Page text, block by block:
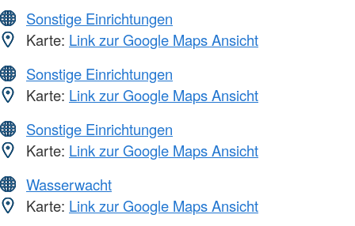
Sonstige Einrichtungen
Karte: Link zur Google Maps Ansicht
Sonstige Einrichtungen
Karte: Link zur Google Maps Ansicht
Sonstige Einrichtungen
Karte: Link zur Google Maps Ansicht
Wasserwacht
Karte: Link zur Google Maps Ansicht